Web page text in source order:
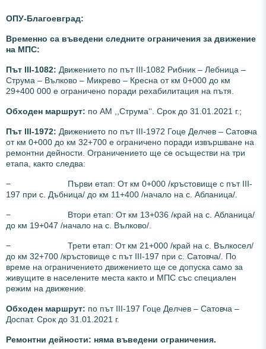
ОПУ-Благоевград:
Временно са въведени следните ограничения за движение
на МПС:
Път III-1082: Движението по път III-1082 Рибник – Лебница –
Струма – Вълково – Микрево – Кресна от км 0+000 до км
29+400 000 е ограничено поради рехабилитация на пътя.
Обходен маршрут: по АМ ,,Струма‘‘. Срок до 31.01.2021 г.;
Път III-1972: Движението по път III-1972 Гоце Делчев – Сатовча
от км 0+000 до км 32+700 е ограничено поради извършване на
ремонтни дейности. Ограничението ще се осъществи на три
етапа, както следва:
− Първи етап: От км 0+000 /кръстовище с път III-
197 при с. Дъбница/ до км 11+400 /начало на с. Абланица/.
− Втори етап: От км 13+036 /край на с. Абланица/
до км 19+047 /начало на с. Вълково/.
− Трети етап: От км 21+000 /край на с. Вълкосел/
до км 32+700 /кръстовище с път III-197 при с. Сатовча/. По
време на ограничението движението ще се допуска само за
живущите в населените места както и МПС със специален
режим на движение.
Обходен маршрут: по път III-197 Гоце Делчев – Сатовча –
Доспат. Срок до 31.01.2021 г.
Ремонтни дейности: няма въведени ограничения.